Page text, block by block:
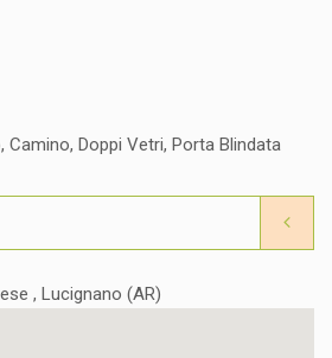
Camino, Doppi Vetri, Porta Blindata
, Lucignano (AR)